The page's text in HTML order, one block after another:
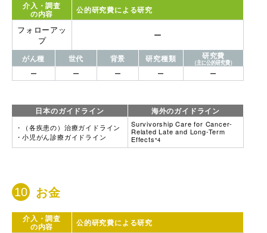
介入・調査
の内容 公的研究費による研究
フォローアッ
プ
ー
がん種 世代 背景 研究種類 研究費
（主に公的研究費）
ー ー ー ー ー
日本のガイドライン 海外のガイドライン
（各疾患の）治療ガイドライン
小児がん診療ガイドライン
Survivorship Care for Cancer-
Related Late and Long-Term
Effects*4
お金
介入・調査
の内容 公的研究費による研究